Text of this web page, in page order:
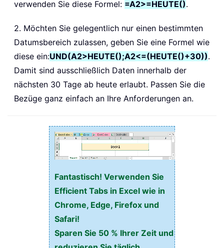
verwenden Sie diese Formel: =A2>=HEUTE().
2. Möchten Sie gelegentlich nur einen bestimmten
Datumsbereich zulassen, geben Sie eine Formel wie
diese ein:UND(A2>HEUTE();A2<=(HEUTE()+30)).
Damit sind ausschließlich Daten innerhalb der
nächsten 30 Tage ab heute erlaubt. Passen Sie die
Bezüge ganz einfach an Ihre Anforderungen an.
Fantastisch! Verwenden Sie
Efficient Tabs in Excel wie in
Chrome, Edge, Firefox und
Safari!
Sparen Sie 50 % Ihrer Zeit und